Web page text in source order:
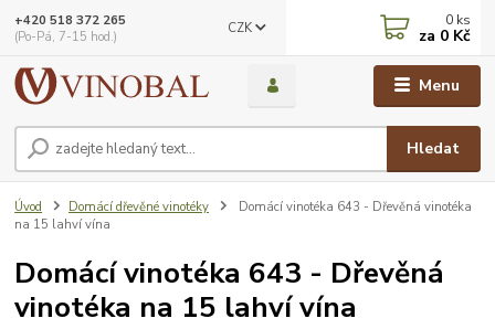
Menu
CZK
Hledat
+420 518 372 265
(Po-Pá, 7-15 hod.)
0 ks
za 0 Kč
Úvod Domácí dřevěné vinotéky
Domácí vinotéka 643 - Dřevěná vinotéka
na 15 lahví vína
Domácí vinotéka 643 - Dřevěná
vinotéka na 15 lahví vína